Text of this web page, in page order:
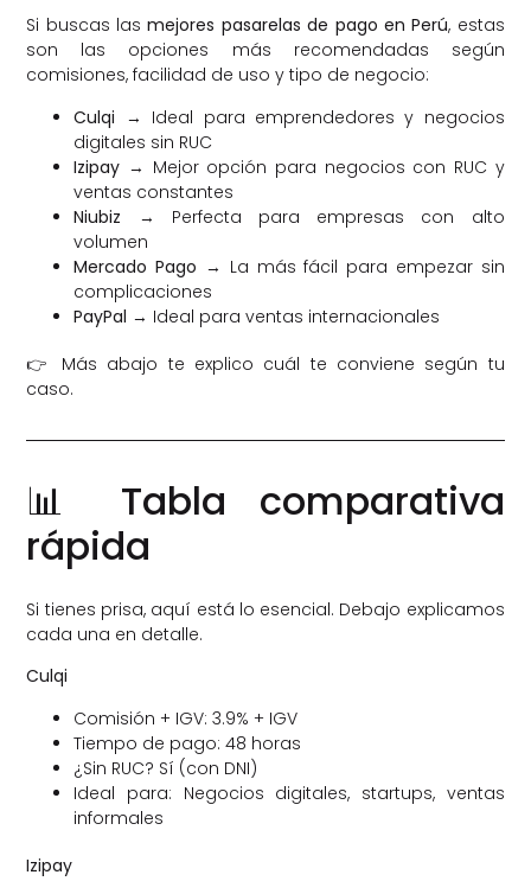
Si buscas lasmejores pasarelas de pago en Perú, estas
son las opciones más recomendadas según
comisiones, facilidad de uso y tipo de negocio:
Culqi → Ideal para emprendedores y negocios
digitales sin RUC
Izipay → Mejor opción para negocios con RUC y
ventas constantes
Niubiz → Perfecta para empresas con alto
volumen
Mercado Pago → La más fácil para empezar sin
complicaciones
PayPal → Ideal para ventas internacionales
👉 Más abajo te explico cuál te conviene según tu
caso.
📊 Tabla comparativa
rápida
Si tienes prisa, aquí está lo esencial. Debajo explicamos
cada una en detalle.
Culqi
Comisión + IGV: 3.9% + IGV
Tiempo de pago: 48 horas
¿Sin RUC? Sí (con DNI)
Ideal para: Negocios digitales, startups, ventas
informales
Izipay